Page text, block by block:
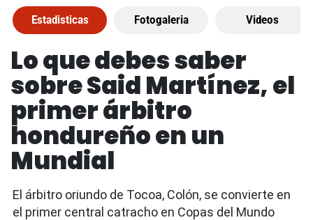
Estadisticas Fotogaleria Videos
Lo que debes saber
sobre Said Martínez, el
primer árbitro
hondureño en un
Mundial
El árbitro oriundo de Tocoa, Colón, se convierte en
el primer central catracho en Copas del Mundo